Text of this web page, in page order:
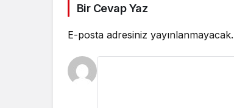
Bir Cevap Yaz
E-posta adresiniz yayınlanmayacak.